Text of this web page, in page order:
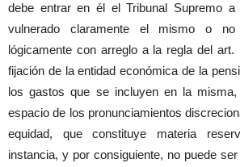
debe entrar en él el Tribunal Supremo
vulnerado claramente el mismo o
lógicamente con arreglo a la regla del art.
fijación de la entidad económica de la
los gastos que se incluyen en la misma,
espacio de los pronunciamientos
equidad, que constituye materia
instancia, y por consiguiente, no puede